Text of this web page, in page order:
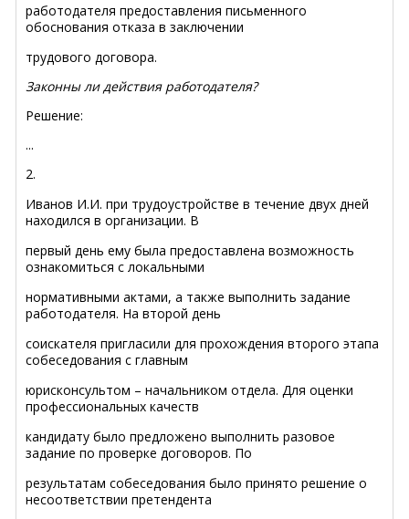
работодателя предоставления письменного
обоснования отказа в заключении
трудового договора.
Законны ли действия работодателя?
Решение:
...
2.
Иванов И.И. при трудоустройстве в течение двух дней
находился в организации. В
первый день ему была предоставлена возможность
ознакомиться с локальными
нормативными актами, а также выполнить задание
работодателя. На второй день
соискателя пригласили для прохождения второго этапа
собеседования с главным
юрисконсультом – начальником отдела. Для оценки
профессиональных качеств
кандидату было предложено выполнить разовое
задание по проверке договоров. По
результатам собеседования было принято решение о
несоответствии претендента